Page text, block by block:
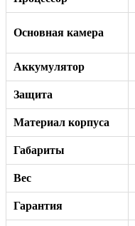
Основная камера
Аккумулятор
Защита
Материал корпуса
Габариты
Вес
Гарантия